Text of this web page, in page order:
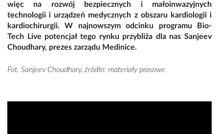
więc na rozwój bezpiecznych i małoinwazyjnych
technologii i urządzeń medycznych z obszaru kardiologii i
kardiochirurgii. W najnowszym odcinku programu Bio-
Tech Live potencjał tego rynku przybliża dla nas Sanjeev
Choudhary, prezes zarządu Medinice.
Fot. Sanjeev Choudhary, źródło: materiały prasowe